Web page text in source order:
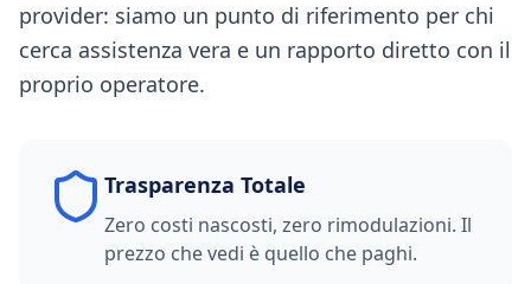
provider: siamo un punto di riferimento per chi
cerca assistenza vera e un rapporto diretto con il
proprio operatore.
Trasparenza Totale
Zero costi nascosti, zero rimodulazioni. Il
prezzo che vedi è quello che paghi.